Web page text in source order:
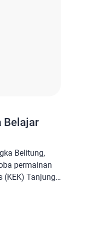
Belajar
Belitung,
permainan
(KEK) Tanjung